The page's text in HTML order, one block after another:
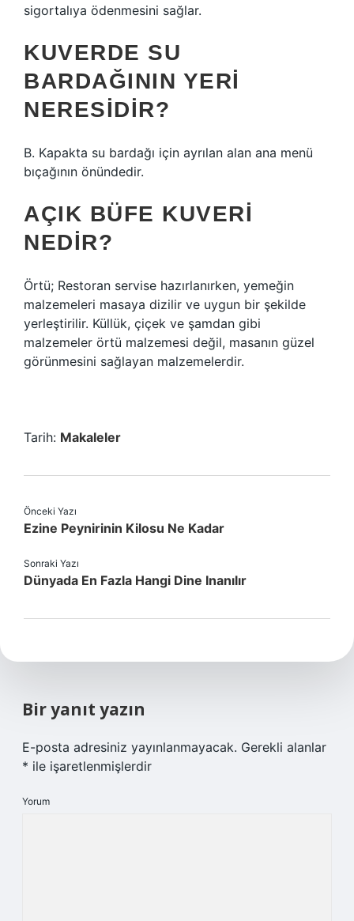
sigortalıya ödenmesini sağlar.
KUVERDE SU
BARDAĞININ YERI
NERESIDIR?
B. Kapakta su bardağı için ayrılan alan ana menü
bıçağının önündedir.
AÇIK BÜFE KUVERI
NEDIR?
Örtü; Restoran servise hazırlanırken, yemeğin
malzemeleri masaya dizilir ve uygun bir şekilde
yerleştirilir. Küllük, çiçek ve şamdan gibi
malzemeler örtü malzemesi değil, masanın güzel
görünmesini sağlayan malzemelerdir.
Tarih: Makaleler
Önceki Yazı
Ezine Peynirinin Kilosu Ne Kadar
Sonraki Yazı
Dünyada En Fazla Hangi Dine Inanılır
Bir yanıt yazın
E-posta adresiniz yayınlanmayacak. Gerekli alanlar
* ile işaretlenmişlerdir
Yorum